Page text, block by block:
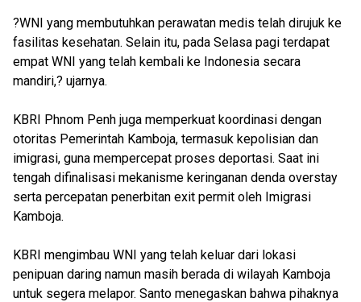
?WNI yang membutuhkan perawatan medis telah dirujuk ke
fasilitas kesehatan. Selain itu, pada Selasa pagi terdapat
empat WNI yang telah kembali ke Indonesia secara
mandiri,? ujarnya.
KBRI Phnom Penh juga memperkuat koordinasi dengan
otoritas Pemerintah Kamboja, termasuk kepolisian dan
imigrasi, guna mempercepat proses deportasi. Saat ini
tengah difinalisasi mekanisme keringanan denda overstay
serta percepatan penerbitan exit permit oleh Imigrasi
Kamboja.
KBRI mengimbau WNI yang telah keluar dari lokasi
penipuan daring namun masih berada di wilayah Kamboja
untuk segera melapor. Santo menegaskan bahwa pihaknya